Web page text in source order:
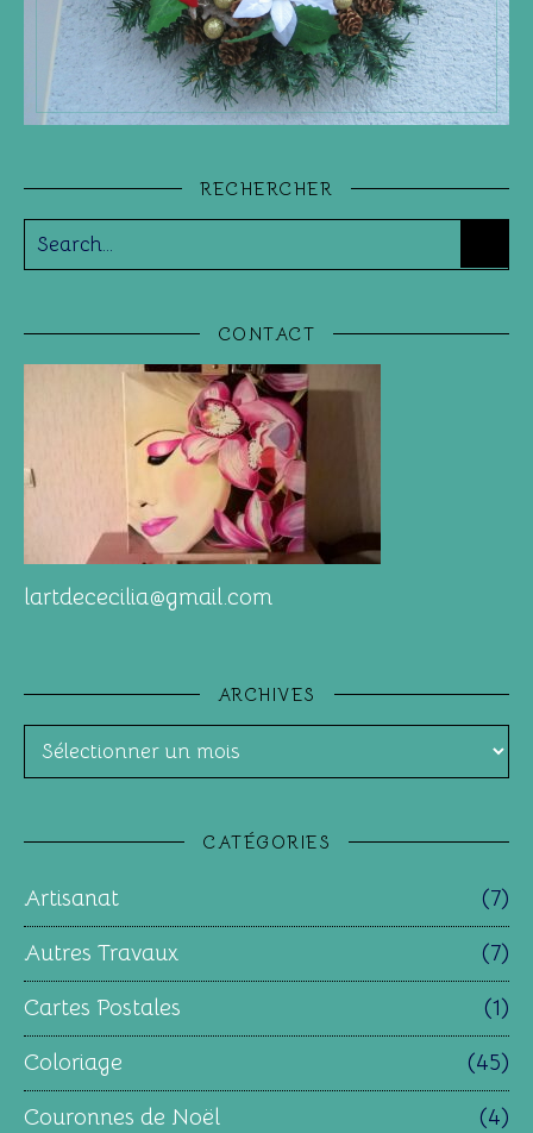
RECHERCHER
CONTACT
lartdececilia@gmail.com
ARCHIVES
Archives
CATÉGORIES
Artisanat
(7)
Autres Travaux
(7)
Cartes Postales
(1)
Coloriage
(45)
Couronnes de Noël
(4)